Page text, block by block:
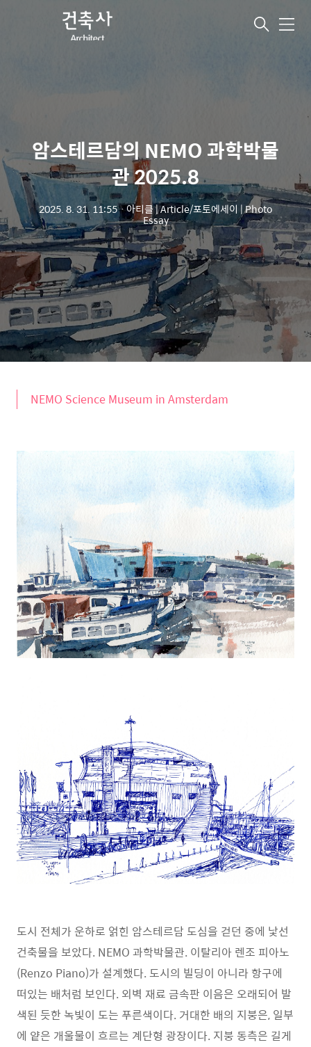
메
암스테르담의 NEMO 과학박물
관 2025.8
2025. 8. 31. 11:55ㆍ아티클 | Article/포토에세이 | Photo
Essay
NEMO Science Museum in Amsterdam
도시 전체가 운하로 얽힌 암스테르담 도심을 걷던 중에 낯선
건축물을 보았다. NEMO 과학박물관. 이탈리아 렌조 피아노
(Renzo Piano)가 설계했다. 도시의 빌딩이 아니라 항구에
떠있는 배처럼 보인다. 외벽 재료 금속판 이음은 오래되어 발
색된 듯한 녹빛이 도는 푸른색이다. 거대한 배의 지붕은, 일부
에 얕은 개울물이 흐르는 계단형 광장이다. 지붕 동측은 길게